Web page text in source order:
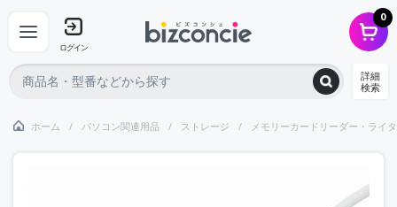
ログイン
0
詳細
検索
ホーム パソコン関連用品 ストレージ メモリーカードリーダー・ライ